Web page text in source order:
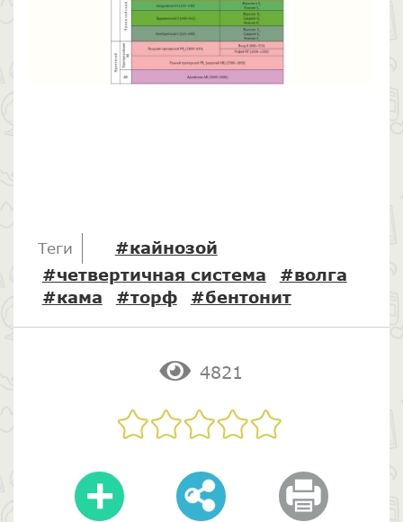
Теги
#кайнозой
#четвертичная система
#волга
#кама
#торф #бентонит
4821